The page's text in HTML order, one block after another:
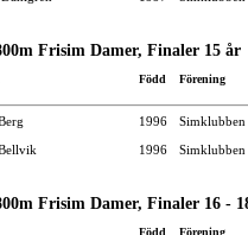
Frisim Damer, Finaler 15 år
Född Förening
1996
Simklubben
1996 Simklubben
Frisim Damer, Finaler 16 -
Född Förening